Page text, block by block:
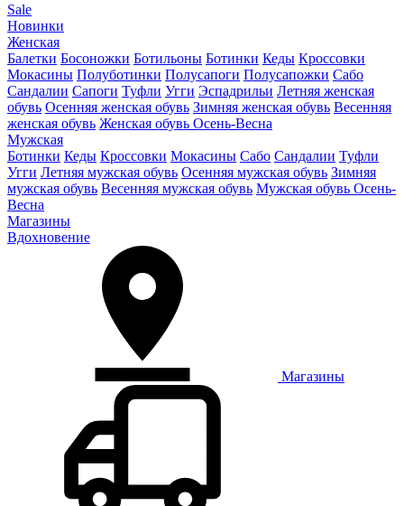
Sale
Новинки
Женская
Балетки Босоножки Ботильоны Ботинки Кеды Кроссовки
Мокасины Полуботинки Полусапоги Полусапожки Сабо
Сандалии Сапоги Туфли Угги Эспадрильи Летняя женская
обувь Осенняя женская обувь Зимняя женская обувь Весенняя
женская обувь Женская обувь Осень-Весна
Мужская
Ботинки Кеды Кроссовки Мокасины Сабо Сандалии Туфли
Угги Летняя мужская обувь Осенняя мужская обувь Зимняя
мужская обувь Весенняя мужская обувь Мужская обувь Осень-
Весна
Магазины
Вдохновение
Магазины